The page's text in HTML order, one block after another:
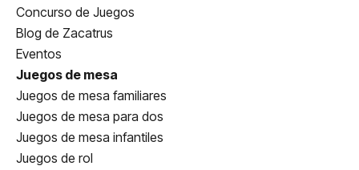
Concurso de Juegos
Blog de Zacatrus
Eventos
Juegos de mesa
Juegos de mesa familiares
Juegos de mesa para dos
Juegos de mesa infantiles
Juegos de rol